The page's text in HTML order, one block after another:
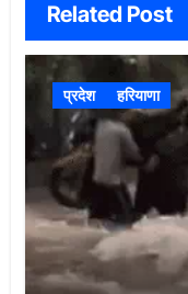
Related Post
प्रदेश हरियाणा